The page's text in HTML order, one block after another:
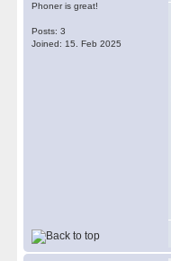
Phoner is great!
Posts: 3
Joined: 15. Feb 2025